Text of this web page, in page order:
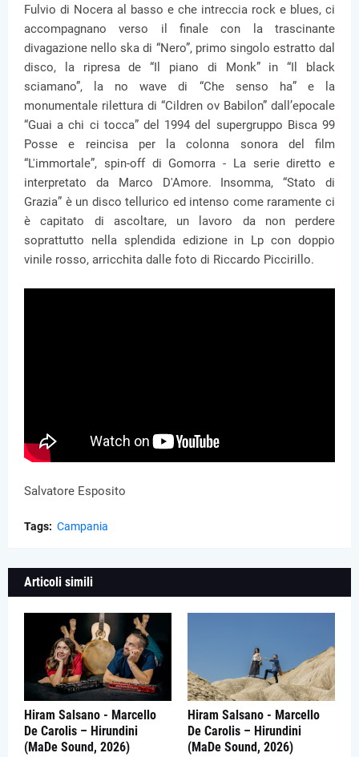
Fulvio di Nocera al basso e che intreccia rock e blues, ci
accompagnano verso il finale con la trascinante
divagazione nello ska di “Nero”, primo singolo estratto dal
disco, la ripresa de “Il piano di Monk” in “Il black
sciamano”, la no wave di “Che senso ha” e la
monumentale rilettura di “Cildren ov Babilon” dall’epocale
“Guai a chi ci tocca” del 1994 del supergruppo Bisca 99
Posse e reincisa per la colonna sonora del film
“L'immortale”, spin-off di Gomorra - La serie diretto e
interpretato da Marco D'Amore. Insomma, “Stato di
Grazia” è un disco tellurico ed intenso come raramente ci
è capitato di ascoltare, un lavoro da non perdere
soprattutto nella splendida edizione in Lp con doppio
vinile rosso, arricchita dalle foto di Riccardo Piccirillo.
Salvatore Esposito
Tags: Campania
Articoli simili
Hiram Salsano - Marcello
De Carolis – Hirundini
(MaDe Sound, 2026)
Hiram Salsano - Marcello
De Carolis – Hirundini
(MaDe Sound, 2026)